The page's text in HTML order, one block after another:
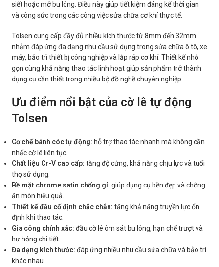
siết hoặc mở bu lông. Điều này giúp tiết kiệm đáng kể thời gian
và công sức trong các công việc sửa chữa cơ khí thực tế.
Tolsen cung cấp đầy đủ nhiều kích thước từ 8mm đến 32mm
nhằm đáp ứng đa dạng nhu cầu sử dụng trong sửa chữa ô tô, xe
máy, bảo trì thiết bị công nghiệp và lắp ráp cơ khí. Thiết kế nhỏ
gọn cùng khả năng thao tác linh hoạt giúp sản phẩm trở thành
dụng cụ cần thiết trong nhiều bộ đồ nghề chuyên nghiệp.
Ưu điểm nổi bật của cờ lê tự động
Tolsen
Cơ chế bánh cóc tự động: hỗ trợ thao tác nhanh mà không cần
nhấc cờ lê liên tục.
Chất liệu Cr-V cao cấp: tăng độ cứng, khả năng chịu lực và tuổi
thọ sử dụng.
Bề mặt chrome satin chống gỉ: giúp dụng cụ bền đẹp và chống
ăn mòn hiệu quả.
Thiết kế đầu cố định chắc chắn: tăng khả năng truyền lực ổn
định khi thao tác.
Gia công chính xác: đầu cờ lê ôm sát bu lông, hạn chế trượt và
hư hỏng chi tiết.
Đa dạng kích thước: đáp ứng nhiều nhu cầu sửa chữa và bảo trì
khác nhau.